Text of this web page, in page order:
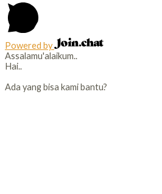
Powered by
Assalamu'alaikum..
Hai..
Ada yang bisa kami bantu?